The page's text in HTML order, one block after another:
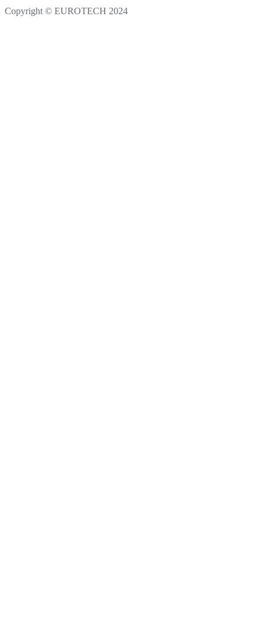
Copyright © EUROTECH 2024